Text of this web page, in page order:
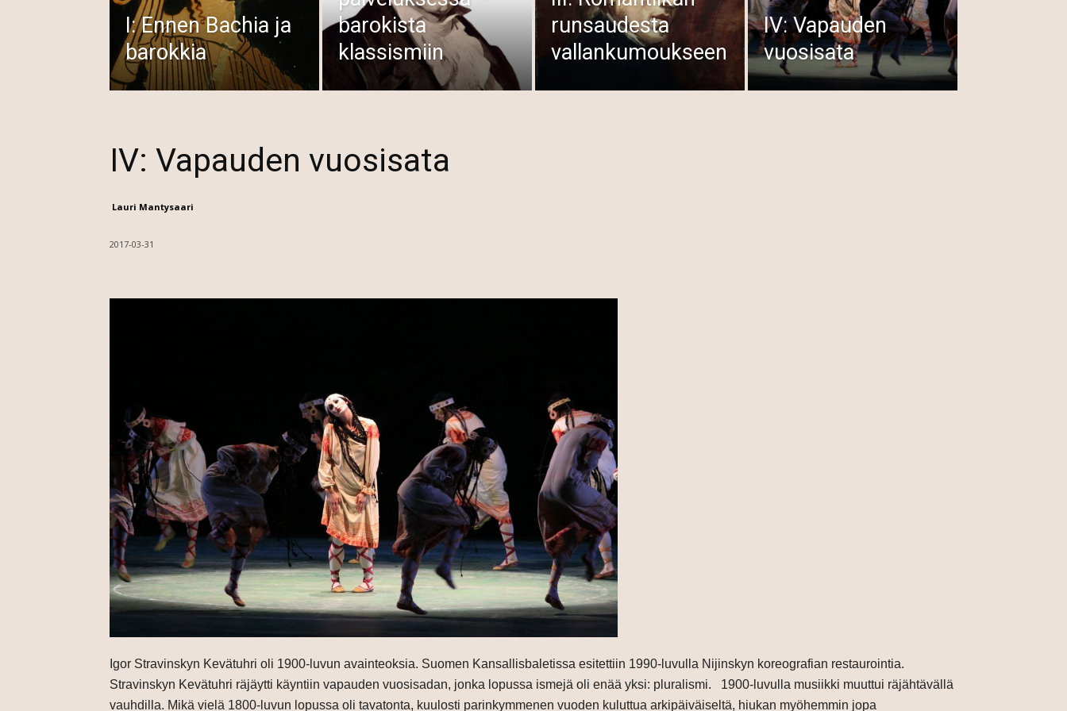
I: Ennen Bachia ja
barokkia
barokista
klassismiin
runsaudesta
vallankumoukseen
IV: Vapauden
vuosisata
IV: Vapauden vuosisata
Lauri Mantysaari
2017-03-31
Igor Stravinskyn Kevätuhri oli 1900-luvun avainteoksia. Suomen Kansallisbaletissa esitettiin 1990-luvulla Nijinskyn koreografian restaurointia.
Stravinskyn Kevätuhri räjäytti käyntiin vapauden vuosisadan, jonka lopussa ismejä oli enää yksi: pluralismi. 1900-luvulla musiikki muuttui räjähtävällä
vauhdilla. Mikä vielä 1800-luvun lopussa oli tavatonta, kuulosti parinkymmenen vuoden kuluttua arkipäiväiseltä, hiukan myöhemmin jopa